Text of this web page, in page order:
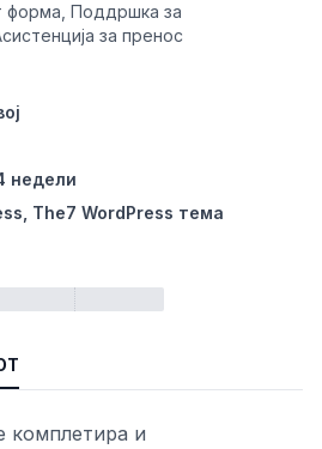
форма, Поддршка за
за пренос
недели
The7 WordPress тема
комплетира и